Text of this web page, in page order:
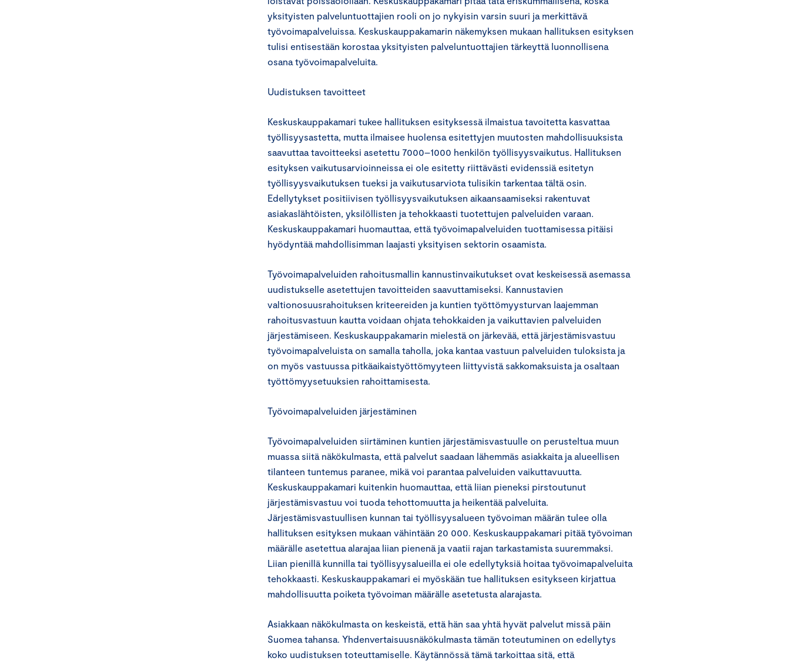
yksityisten palveluntuottajien rooli on jo nykyisin varsin suuri ja merkittävä
työvoimapalveluissa. Keskuskauppakamarin näkemyksen mukaan hallituksen esityksen
tulisi entisestään korostaa yksityisten palveluntuottajien tärkeyttä luonnollisena
osana työvoimapalveluita.
Uudistuksen tavoitteet
Keskuskauppakamari tukee hallituksen esityksessä ilmaistua tavoitetta kasvattaa
työllisyysastetta, mutta ilmaisee huolensa esitettyjen muutosten mahdollisuuksista
saavuttaa tavoitteeksi asetettu 7000–1000 henkilön työllisyysvaikutus. Hallituksen
esityksen vaikutusarvioinneissa ei ole esitetty riittävästi evidenssiä esitetyn
työllisyysvaikutuksen tueksi ja vaikutusarviota tulisikin tarkentaa tältä osin.
Edellytykset positiivisen työllisyysvaikutuksen aikaansaamiseksi rakentuvat
asiakaslähtöisten, yksilöllisten ja tehokkaasti tuotettujen palveluiden varaan.
Keskuskauppakamari huomauttaa, että työvoimapalveluiden tuottamisessa pitäisi
hyödyntää mahdollisimman laajasti yksityisen sektorin osaamista.
Työvoimapalveluiden rahoitusmallin kannustinvaikutukset ovat keskeisessä asemassa
uudistukselle asetettujen tavoitteiden saavuttamiseksi. Kannustavien
valtionosuusrahoituksen kriteereiden ja kuntien työttömyysturvan laajemman
rahoitusvastuun kautta voidaan ohjata tehokkaiden ja vaikuttavien palveluiden
järjestämiseen. Keskuskauppakamarin mielestä on järkevää, että järjestämisvastuu
työvoimapalveluista on samalla taholla, joka kantaa vastuun palveluiden tuloksista ja
on myös vastuussa pitkäaikaistyöttömyyteen liittyvistä sakkomaksuista ja osaltaan
työttömyysetuuksien rahoittamisesta.
Työvoimapalveluiden järjestäminen
Työvoimapalveluiden siirtäminen kuntien järjestämisvastuulle on perusteltua muun
muassa siitä näkökulmasta, että palvelut saadaan lähemmäs asiakkaita ja alueellisen
tilanteen tuntemus paranee, mikä voi parantaa palveluiden vaikuttavuutta.
Keskuskauppakamari kuitenkin huomauttaa, että liian pieneksi pirstoutunut
järjestämisvastuu voi tuoda tehottomuutta ja heikentää palveluita.
Järjestämisvastuullisen kunnan tai työllisyysalueen työvoiman määrän tulee olla
hallituksen esityksen mukaan vähintään 20 000. Keskuskauppakamari pitää työvoiman
määrälle asetettua alarajaa liian pienenä ja vaatii rajan tarkastamista suuremmaksi.
Liian pienillä kunnilla tai työllisyysalueilla ei ole edellytyksiä hoitaa työvoimapalveluita
tehokkaasti. Keskuskauppakamari ei myöskään tue hallituksen esitykseen kirjattua
mahdollisuutta poiketa työvoiman määrälle asetetusta alarajasta.
Asiakkaan näkökulmasta on keskeistä, että hän saa yhtä hyvät palvelut missä päin
Suomea tahansa. Yhdenvertaisuusnäkökulmasta tämän toteutuminen on edellytys
koko uudistuksen toteuttamiselle. Käytännössä tämä tarkoittaa sitä, että